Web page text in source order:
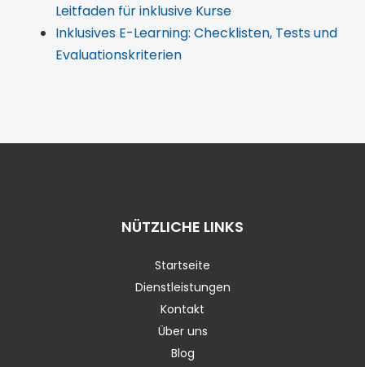
Leitfaden für inklusive Kurse
Inklusives E-Learning: Checklisten, Tests und
Evaluationskriterien
NÜTZLICHE LINKS
Startseite
Dienstleistungen
Kontakt
Über uns
Blog